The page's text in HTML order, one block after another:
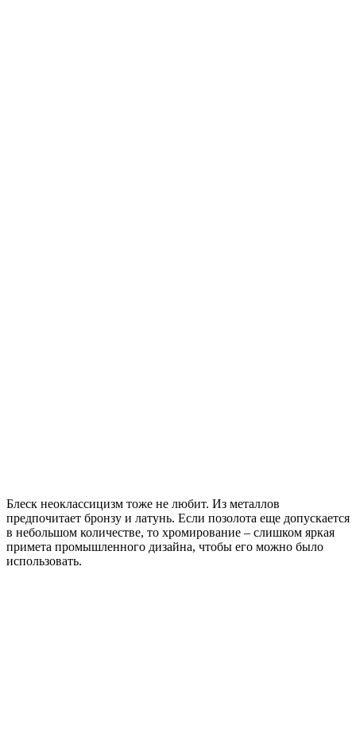
Блеск неоклассицизм тоже не любит. Из металлов
предпочитает бронзу и латунь. Если позолота еще допускается
в небольшом количестве, то хромирование – слишком яркая
примета промышленного дизайна, чтобы его можно было
использовать.